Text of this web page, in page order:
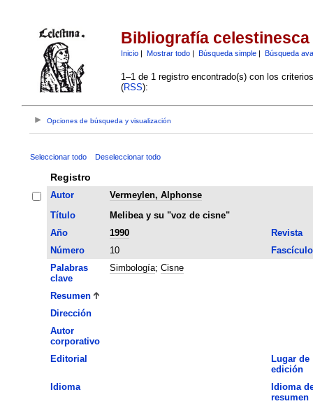
Bibliografía celestinesca
Inicio| Mostrar todo| Búsqueda simple| Búsqueda
1–1 de 1 registro encontrado(s) con los
(RSS):
Opciones de búsqueda y visualización
Seleccionar todo Deseleccionar todo
Registro
Autor
Vermeylen, Alphonse
Título
Melibea y su "voz de cisne"
Año
1990
Revista
Número
10
Fascículo
Palabras
clave
Simbología; Cisne
Resumen
Dirección
Autor
corporativo
Editorial
Lugar de
edición
Idioma
Idioma
resumen